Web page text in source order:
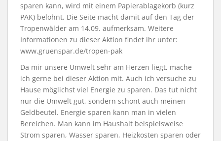
sparen kann, wird mit einem Papierablagekorb (kurz
PAK) belohnt. Die Seite macht damit auf den Tag der
Tropenwälder am 14.09. aufmerksam. Weitere
Informationen zu dieser Aktion findet ihr unter:
www.gruenspar.de/tropen-pak
Da mir unsere Umwelt sehr am Herzen liegt, mache
ich gerne bei dieser Aktion mit. Auch ich versuche zu
Hause möglichst viel Energie zu sparen. Das tut nicht
nur die Umwelt gut, sondern schont auch meinen
Geldbeutel. Energie sparen kann man in vielen
Bereichen. Man kann im Haushalt beispielsweise
Strom sparen, Wasser sparen, Heizkosten sparen oder